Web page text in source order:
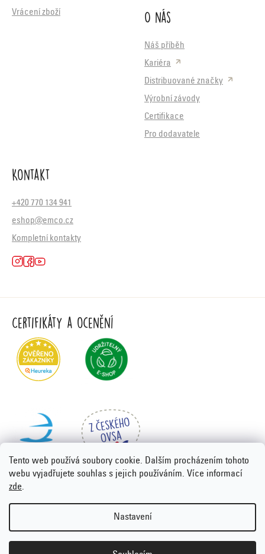
Tento web používá soubory cookie. Dalším procházením tohoto
webu vyjadřujete souhlas s jejich používáním. Více informací
zde.
Nastavení
Vrácení zboží
O nás
Náš příběh
Kariéra
Distribuované značky
Výrobní závody
Certifikace
Pro dodavatele
Kontakt
+420 770 134 941
eshop@emco.cz
Kompletní kontakty
Certifikáty a ocenění
Vytvořil Shoptet Premium
nastavení cookies